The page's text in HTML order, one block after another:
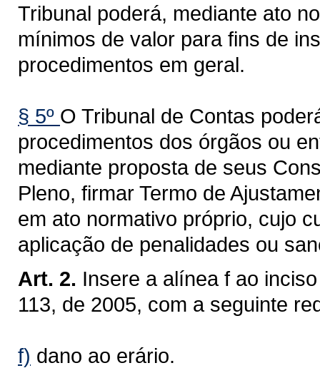
Tribunal poderá, mediante ato
mínimos de valor para fins de
procedimentos em geral.
§ 5º O Tribunal de Contas
procedimentos dos órgãos ou
mediante proposta de seus
Pleno, firmar Termo de
em ato normativo próprio, cujo
aplicação de penalidades ou
Art. 2. Insere a alínea f ao
113, de 2005, com a seguinte
f) dano ao erário.